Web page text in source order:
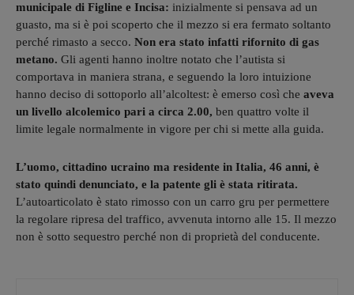
municipale di Figline e Incisa: inizialmente si pensava ad un
guasto, ma si è poi scoperto che il mezzo si era fermato soltanto
perché rimasto a secco. Non era stato infatti rifornito di gas
metano. Gli agenti hanno inoltre notato che l’autista si
comportava in maniera strana, e seguendo la loro intuizione
hanno deciso di sottoporlo all’alcoltest: è emerso così che aveva
un livello alcolemico pari a circa 2.00, ben quattro volte il
limite legale normalmente in vigore per chi si mette alla guida.
L’uomo, cittadino ucraino ma residente in Italia, 46 anni, è
stato quindi denunciato, e la patente gli è stata ritirata.
L’autoarticolato è stato rimosso con un carro gru per permettere
la regolare ripresa del traffico, avvenuta intorno alle 15. Il mezzo
non è sotto sequestro perché non di proprietà del conducente.